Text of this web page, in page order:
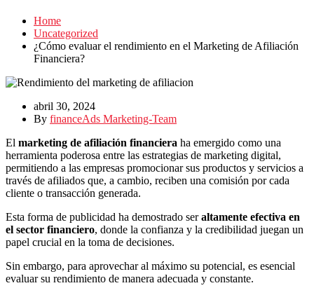
Home
Uncategorized
¿Cómo evaluar el rendimiento en el Marketing de Afiliación
Financiera?
abril 30, 2024
By financeAds Marketing-Team
El marketing de afiliación financiera ha emergido como una
herramienta poderosa entre las estrategias de marketing digital,
permitiendo a las empresas promocionar sus productos y servicios a
través de afiliados que, a cambio, reciben una comisión por cada
cliente o transacción generada.
Esta forma de publicidad ha demostrado seraltamente efectiva en
el sector financiero, donde la confianza y la credibilidad juegan un
papel crucial en la toma de decisiones.
Sin embargo, para aprovechar al máximo su potencial, es esencial
evaluar su rendimiento de manera adecuada y constante.